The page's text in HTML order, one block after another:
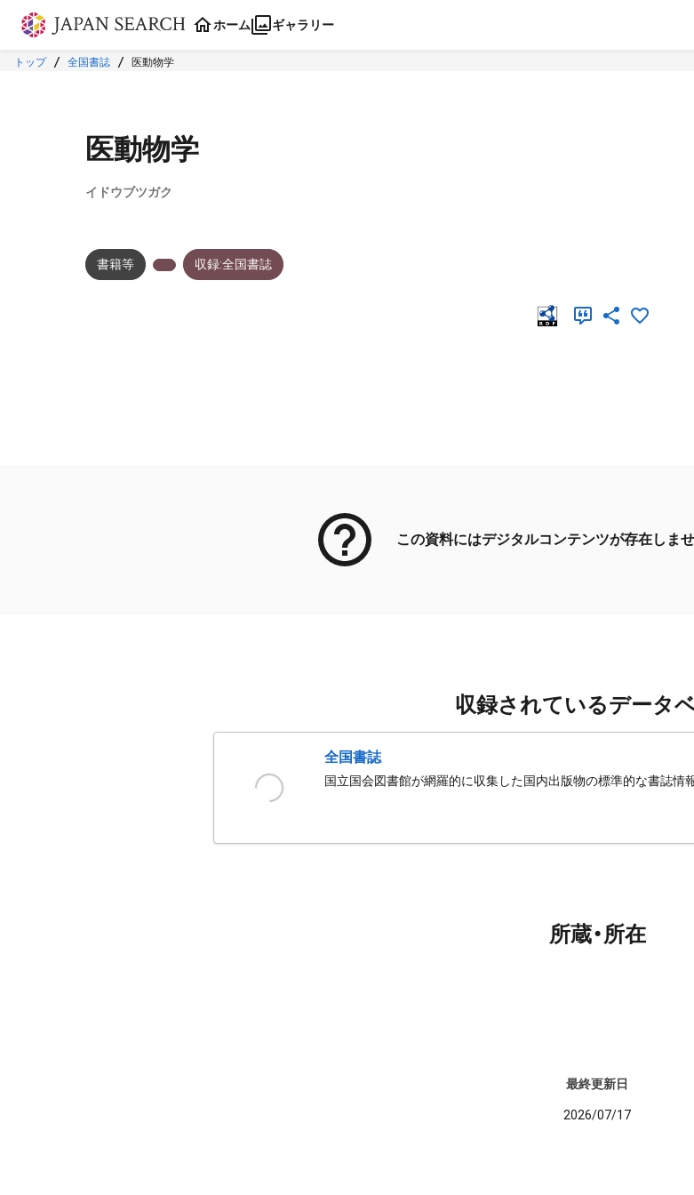
本文に飛ぶ
ホーム ギャラリー
トップ 全国書誌 医動物学
医動物学
イドウブツガク
書籍等 収録:全国書誌
この資料にはデジタルコンテンツが存在しませ
収録されているデータ
全国書誌
国立国会図書館が網羅的に収集した国内出版物の標準的な書誌情
所蔵・所在
最終更新日
2026/07/17